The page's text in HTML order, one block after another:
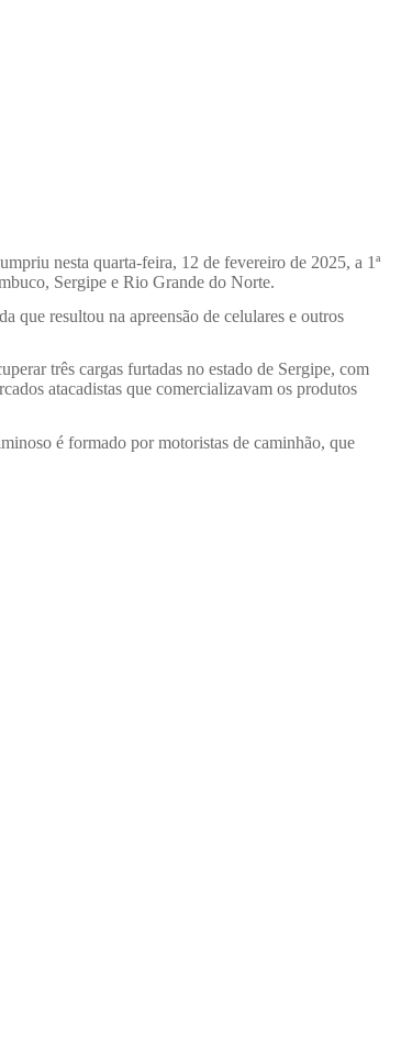
nesta quarta-feira, 12 de fevereiro de 2025, a 1ª
Sergipe e Rio Grande do Norte.
que resultou na apreensão de celulares e outros
três cargas furtadas no estado de Sergipe, com
atacadistas que comercializavam os produtos
é formado por motoristas de caminhão, que